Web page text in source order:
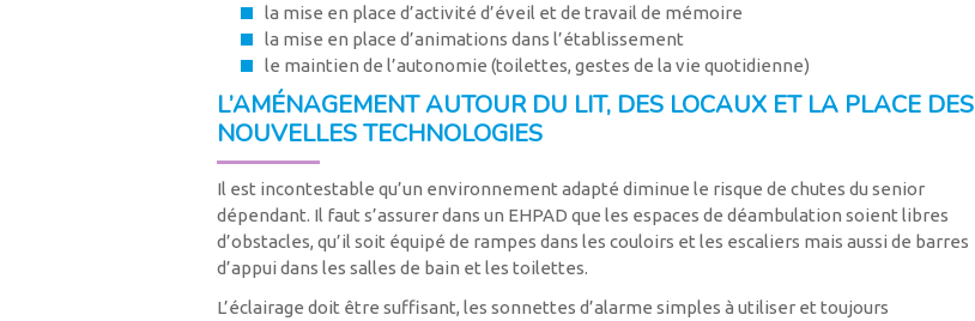
la mise en place d’activité d’éveil et de travail de mémoire
la mise en place d’animations dans l’établissement
le maintien de l’autonomie (toilettes, gestes de la vie quotidienne)
L’AMÉNAGEMENT AUTOUR DU LIT, DES LOCAUX ET LA PLACE DES
NOUVELLES TECHNOLOGIES
Il est incontestable qu’un environnement adapté diminue le risque de chutes du senior
dépendant. Il faut s’assurer dans un EHPAD que les espaces de déambulation soient libres
d’obstacles, qu’il soit équipé de rampes dans les couloirs et les escaliers mais aussi de barres
d’appui dans les salles de bain et les toilettes.
L’éclairage doit être suffisant, les sonnettes d’alarme simples à utiliser et toujours